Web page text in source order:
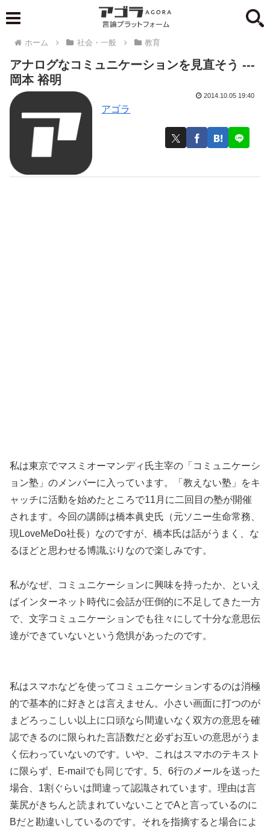
ホーム 社会・一般 教育
アナログなコミュニケーションを見直そう ---
岡本 裕明
アゴラ
2014.10.05 19:40
私は東京でマスミオーマンディ氏主宰の「コミュニケーシ
ョン塾」のメンバーに入っています。「教えない塾」をキ
ャッチに活動を始めたところで11月に二回目の塾が開催
されます。今回の講師は橋本眞史氏（元ソニー生命常務、
現LoveMeDo社長）なのですが、橋本氏は話がうまく、な
るほどと思わせる博識ぶりなので楽しみです。
私がなぜ、コミュニケーションに興味を持ったか、といえ
ばインターネット時代に会話が圧倒的に不足してきた一方
で、文字コミュニケーションでも往々にして十分な意思伝
達ができていないという危惧があったのです。
私はスマホなどを使ってコミュニケーションするのは消極
的で基本的に好きとは言えません。小さい画面に打つのが
まどろっこしい以上に口頭なら間違いなく双方の意思を確
認できるのに限られた言語数だと必ずお互いの意思がうま
く伝わっていないのです。いや、これはスマホのテキスト
に限らず、E-mailでも同じです。5、6行のメールを送った
場合、1割ぐらいは間違って認識されています。理由は言
葉尻がきちんと読まれていないことでAと言っているのに
Bだと勘違いしているのです。それを指摘すると場合によ